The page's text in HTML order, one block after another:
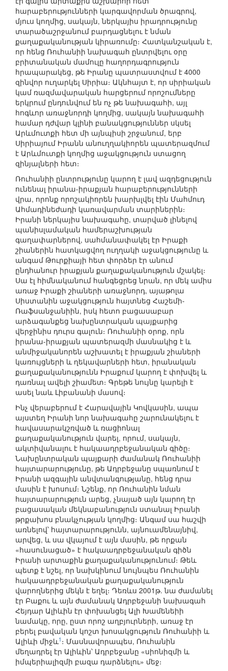
հարաբերությունների կարգավորման ծրագրով,
մյուս կողմից, սակայն, ներկայիս իրադրությունը
տարածաշրջանում բարդացնելու է նման
քաղաքականության կիրառումը։ Հատկանշական է,
որ հենց Ռուհանիի նախագահ ընտրվելու օրը
բրիտանական մամուլը հաղորդագրություն
հրապարակեց, թե Իրանը պատրաստվում է 4000
զինվոր ուղարկել Սիրիա։ Ակնհայտ է, որ սիրիական
կամ ռազմավարական հարցերում որոշումները
երկրում ընդունվում են ոչ թե նախագահի, այլ
հոգևոր առաջնորդի կողմից, սակայն նախագահի
համար դժվար կլինի բանակցություններ սկսել
Արևմուտքի հետ մի այնպիսի շրջանում, երբ
Սիրիայում Իրանն անուղղակիորեն պատերազմում
է Արևմուտքի կողմից աջակցություն ստացող
զինյալների հետ։
Ռուհանիի ընտրությունը կարող է լավ ազդեցություն
ունենալ իրանա-իրաքյան հարաբերությունների
վրա, որոնք որոշակիորեն խարխլվել էին Մահմուդ
Ահմադինեժադի կառավարման տարիներին։
Իրանի ներկայիս նախագահը, տարված լինելով
պանիսլամական համերաշխության
գաղափարներով, սահմանափակել էր Իրաքի
շիաներին հատկացվող ուղղակի աջակցությունը և
անգամ Թուրքիայի հետ փորձեր էր անում
ընդհանուր իրաքյան քաղաքականություն մշակել։
Սա էլ հիմնականում հանգեցրեց նրան, որ մեկ ամիս
առաջ Իրաքի շիաների առաջնորդ, այաթոլա
Սիստանին աջակցություն հայտնեց Հաշեմի-
Ռաֆսանջանիին, իսկ հետո բացասաբար
արձագանքեց նախընտրական պայքարից
վերջինիս դուրս գալուն։ Ռուհանիի օրոք, որն
իրանա-իրաքյան պատերազմի մասնակից է և
անմիջականորեն աշխատել է իրաքյան շիաների
կառույցների և ղեկավարների հետ, իրանական
քաղաքականությունն Իրաքում կարող է փոխվել և
դառնալ ավելի շիամետ։ Գրեթե նույնը կարելի է
ասել նաև Լիբանանի մասով։
Ինչ վերաբերում է Հարավային Կովկասին, ապա
այստեղ Իրանի նոր նախագահը շարունակելու է
հավասարակշռված և ռացիոնալ
քաղաքականություն վարել, որում, սակայն,
ակտիվանալու է հակաադրբեջանական գիծը։
Նախընտրական պայքարի ժամանակ Ռուհանիի
հայտարարությունը, թե Ադրբեջանը սպառնում է
Իրանի ազգային անվտանգությանը, հենց դրա
մասին է խոսում։ Նշենք, որ Ռուհանին նման
հայտարարություն արեց, չնայած այն կարող էր
բացասական մեկնաբանություն ստանալ Իրանի
թրքախոս բնակչության կողմից։ Անգամ սա հաշվի
առնելով՝ հայտարարությունն, այնուամենայնիվ,
արվեց, և սա վկայում է այն մասին, թե որքան
«հասունացած» է հակաադրբեջանական գիծն
Իրանի արտաքին քաղաքականությունում։ Թեև
պետք է նշել, որ նախկինում նույնպես Ռուհանին
հակաադրբեջանական քաղաքականություն
վարողներից մեկն է եղել։ Դեռևս 2001թ. նա ժամանել
էր Բաքու և այն ժամանակ Ադրբեջանի նախագահ
Հեյդար Ալիևին էր փոխանցել Ալի Խամենեիի
նամակը, որը, ըստ որոշ աղբյուրների, առաջ էր
բերել բավական կոշտ խոսակցություն Ռուհանիի և
Ալիևի միջև1 ։ Մասնավորապես, Ռուհանին
մեղադրել էր Ալիևին՝ Ադրբեջանը «սիոնիզմի և
իմպերիալիզմի բազա դարձնելու» մեջ։